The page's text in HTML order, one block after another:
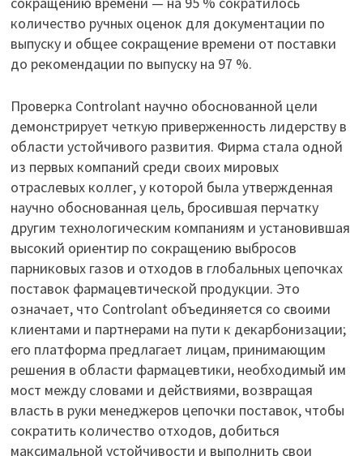
количество ручных оценок для документации по
выпуску и общее сокращение времени от поставки
до рекомендации по выпуску на 97 %.
Проверка Controlant научно обоснованной цели
демонстрирует четкую приверженность лидерству в
области устойчивого развития. Фирма стала одной
из первых компаний среди своих мировых
отраслевых коллег, у которой была утвержденная
научно обоснованная цель, бросившая перчатку
другим технологическим компаниям и установившая
высокий ориентир по сокращению выбросов
парниковых газов и отходов в глобальных цепочках
поставок фармацевтической продукции. Это
означает, что Controlant объединяется со своими
клиентами и партнерами на пути к декарбонизации;
его платформа предлагает лицам, принимающим
решения в области фармацевтики, необходимый им
мост между словами и действиями, возвращая
власть в руки менеджеров цепочки поставок, чтобы
сократить количество отходов, добиться
максимальной устойчивости и выполнить свои